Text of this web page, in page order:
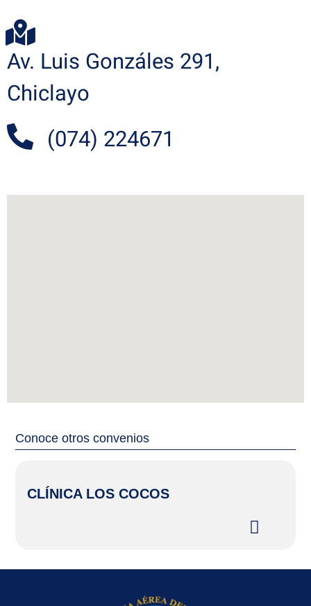
Av. Luis Gonzáles 291,
Chiclayo
(074) 224671
Conoce otros convenios
CLÍNICA LOS COCOS